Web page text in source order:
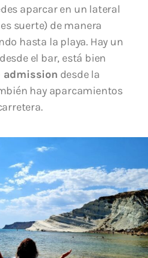
aparcar en un lateral
suerte) de manera
hasta la playa. Hay un
el bar, está bien
admission desde la
hay aparcamientos